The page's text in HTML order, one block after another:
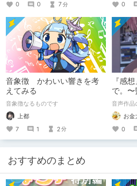
0
0 7分
0
音象徴 かわいい響きを考
えてみる
音象徴なるものです
上都
7
1 2分
『感
で。
末路〜
付き】
音声作品
お金
0
おすすめのまとめ